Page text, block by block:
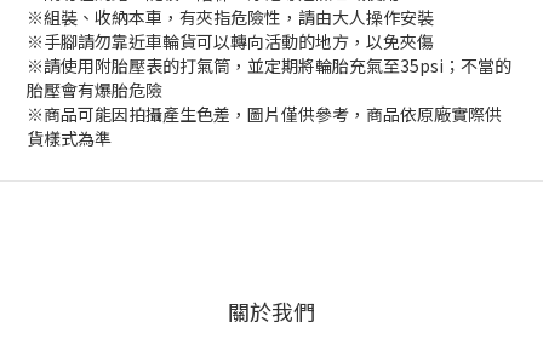
※組裝、收納本車，有夾指危險性，請由大人操作安裝
※手腳請勿靠近車輪貨可以轉向活動的地方，以免夾傷
※請使用附胎壓表的打氣筒，並定期將輪胎充氣至35psi；不當的
胎壓會有爆胎危險
※商品可能因拍攝產生色差，圖片僅供參考，商品依原廠實際供
貨樣式為準
關於我們